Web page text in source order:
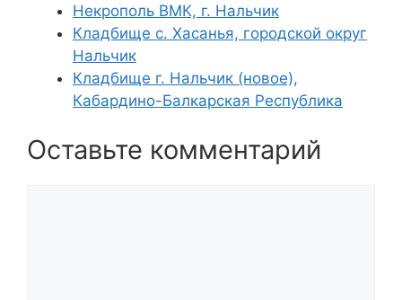
Некрополь ВМК, г. Нальчик
Кладбище с. Хасанья, городской округ
Нальчик
Кладбище г. Нальчик (новое),
Кабардино-Балкарская Республика
Оставьте комментарий